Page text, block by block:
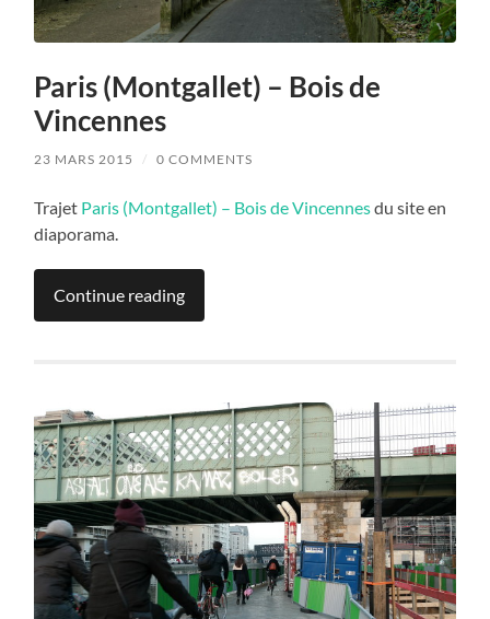
Paris (Montgallet) – Bois de
Vincennes
23 MARS 2015 / 0 COMMENTS
Trajet Paris (Montgallet) – Bois de Vincennesdu site en
diaporama.
Continue reading